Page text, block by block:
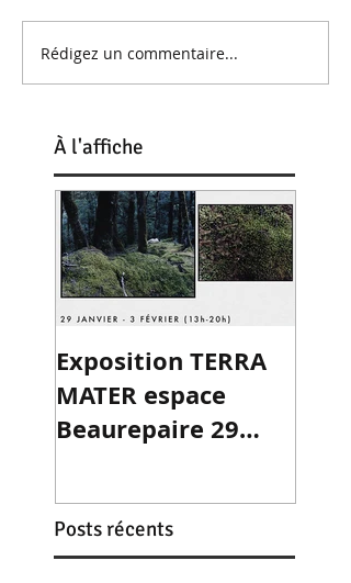
Rédigez un commentaire...
À l'affiche
Exposition TERRA
MATER espace
Beaurepaire 29
Posts récents